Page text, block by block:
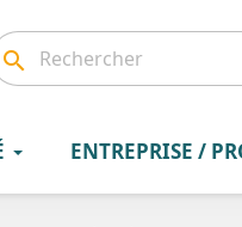
search
ENTREPRISE /